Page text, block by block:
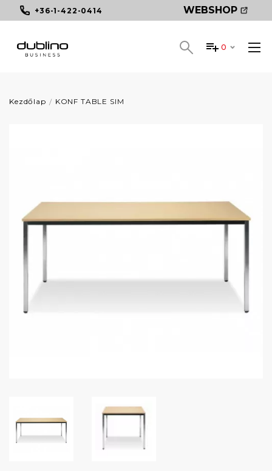
+36-1-422-0414 WEBSHOP
0
Kezdőlap KONF TABLE SIM